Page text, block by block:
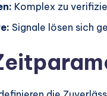
Komplex zu
Signale lösen sich